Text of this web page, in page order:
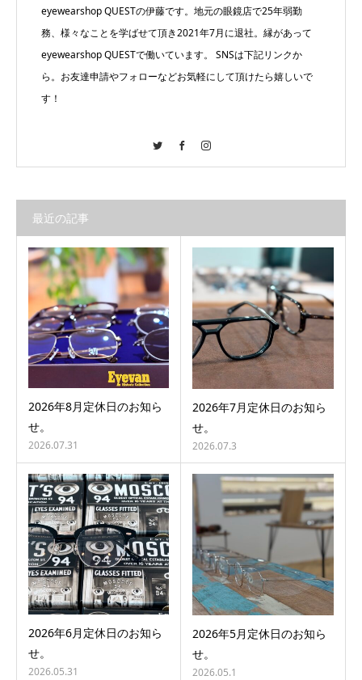
eyewearshop QUESTの伊藤です。地元の眼鏡店で25年弱勤
務、様々なことを学ばせて頂き2021年7月に退社。縁があって
eyewearshop QUESTで働いています。 SNSは下記リンクか
ら。お友達申請やフォローなどお気軽にして頂けたら嬉しいで
す！
最近の記事
2026年8月定休日のお知ら
せ。
2026.07.31
2026年7月定休日のお知ら
せ。
2026.07.3
2026年6月定休日のお知ら
せ。
2026.05.31
2026年5月定休日のお知ら
せ。
2026.05.1